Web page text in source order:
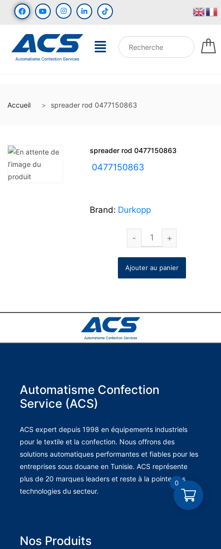
Accueil spreader rod 0477150863
spreader rod 0477150863
0477150863
Brand: Durkopp
Ajouter au panier
Automatisme Confection
Service (ACS)
ACS expert depuis 1998 en équipements industriels
pour le textile et la confection. Nous offrons des
solutions automatiques performantes et fiables pour les
entreprises sous douane en Tunisie. ACS représente
plus de 20 marques leaders et reste à la pointe des
technologies du secteur.
Nos Produits
0